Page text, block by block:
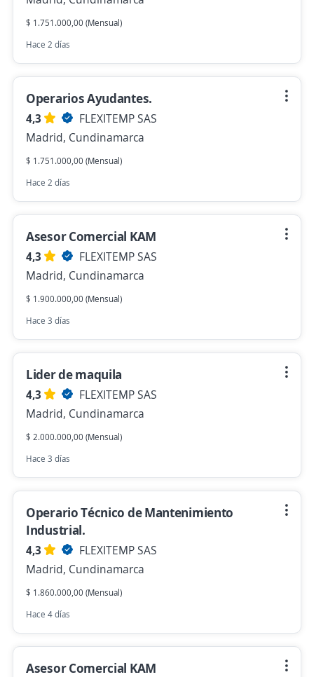
$ 1.751.000,00 (Mensual)
Hace 2 días
Operarios Ayudantes.
4,3
FLEXITEMP SAS
Madrid, Cundinamarca
$ 1.751.000,00 (Mensual)
Hace 2 días
Asesor Comercial KAM
4,3
FLEXITEMP SAS
Madrid, Cundinamarca
$ 1.900.000,00 (Mensual)
Hace 3 días
Lider de maquila
4,3
FLEXITEMP SAS
Madrid, Cundinamarca
$ 2.000.000,00 (Mensual)
Hace 3 días
Operario Técnico de Mantenimiento
Industrial.
4,3
FLEXITEMP SAS
Madrid, Cundinamarca
$ 1.860.000,00 (Mensual)
Hace 4 días
Asesor Comercial KAM